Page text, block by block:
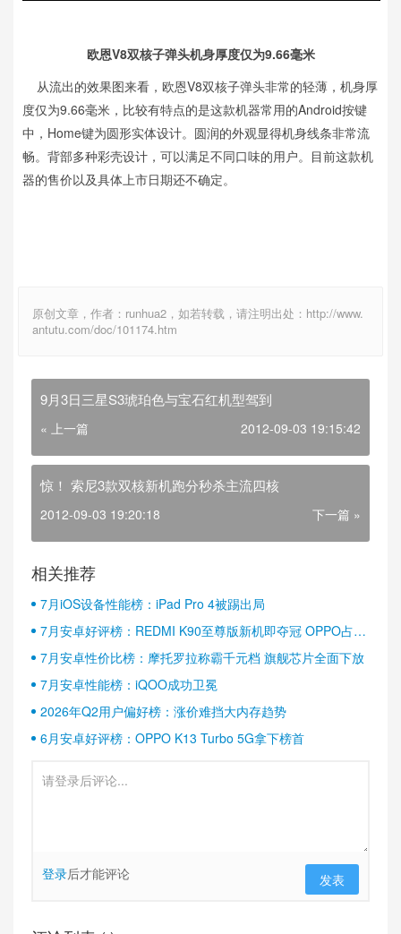
欧恩V8双核子弹头机身厚度仅为9.66毫米
从流出的效果图来看，欧恩V8双核子弹头非常的轻薄，机身厚
度仅为9.66毫米，比较有特点的是这款机器常用的Android按键
中，Home键为圆形实体设计。圆润的外观显得机身线条非常流
畅。背部多种彩壳设计，可以满足不同口味的用户。目前这款机
器的售价以及具体上市日期还不确定。
原创文章，作者：runhua2，如若转载，请注明出处：http://www.
antutu.com/doc/101174.htm
9月3日三星S3琥珀色与宝石红机型驾到
« 上一篇 2012-09-03 19:15:42
惊！ 索尼3款双核新机跑分秒杀主流四核
2012-09-03 19:20:18 下一篇 »
相关推荐
7月iOS设备性能榜：iPad Pro 4被踢出局
7月安卓好评榜：REDMI K90至尊版新机即夺冠 OPPO占据
半壁江山
7月安卓性价比榜：摩托罗拉称霸千元档 旗舰芯片全面下放
7月安卓性能榜：iQOO成功卫冕
2026年Q2用户偏好榜：涨价难挡大内存趋势
6月安卓好评榜：OPPO K13 Turbo 5G拿下榜首
登录后才能评论 发表